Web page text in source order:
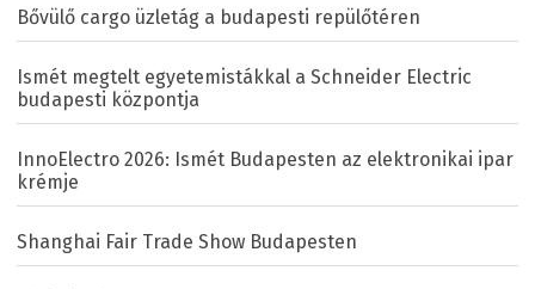
Bővülő cargo üzletág a budapesti repülőtéren
Ismét megtelt egyetemistákkal a Schneider Electric
budapesti központja
InnoElectro 2026: Ismét Budapesten az elektronikai ipar
krémje
Shanghai Fair Trade Show Budapesten